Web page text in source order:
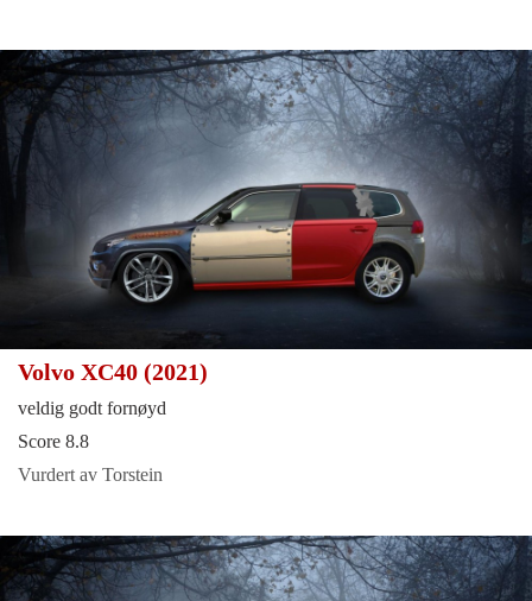
Volvo XC40 (2021)
veldig godt fornøyd
Score 8.8
Vurdert av Torstein